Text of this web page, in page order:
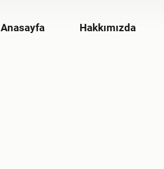
Anasayfa Hakkımızda